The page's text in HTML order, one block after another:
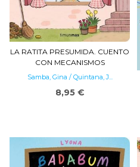
LA RATITA PRESUMIDA. CUENTO
CON MECANISMOS
Samba, Gina / Quintana, J...
8,95 €